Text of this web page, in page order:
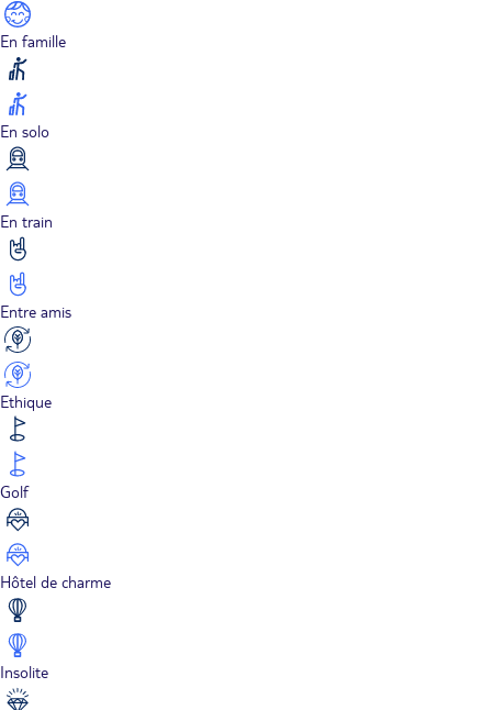
En famille
En solo
En train
Entre amis
Ethique
Golf
Hôtel de charme
Insolite